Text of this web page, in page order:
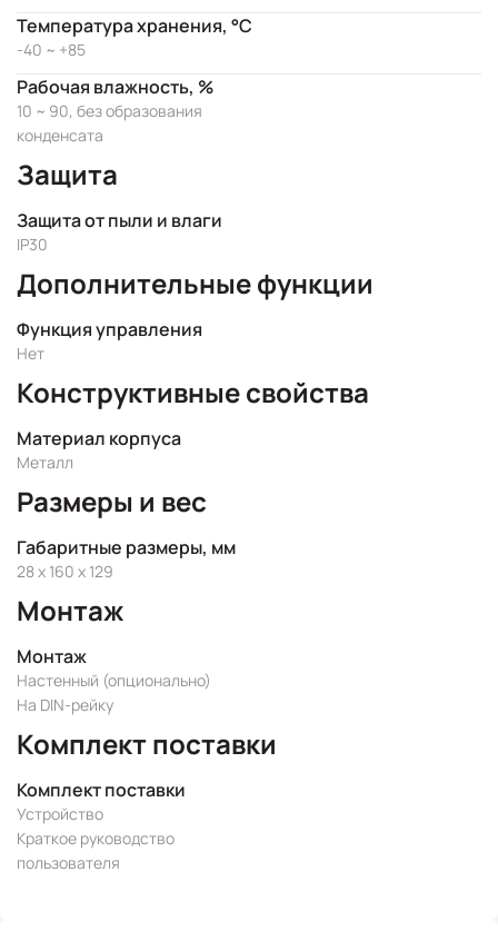
Температура хранения, °C
-40 ~ +85
Рабочая влажность, %
10 ~ 90, без образования
конденсата
Защита
Защита от пыли и влаги
IP30
Дополнительные функции
Функция управления
Нет
Конструктивные свойства
Материал корпуса
Металл
Размеры и вес
Габаритные размеры, мм
28 x 160 x 129
Монтаж
Монтаж
Настенный (опционально)
На DIN-рейку
Комплект поставки
Комплект поставки
Устройство
Краткое руководство
пользователя